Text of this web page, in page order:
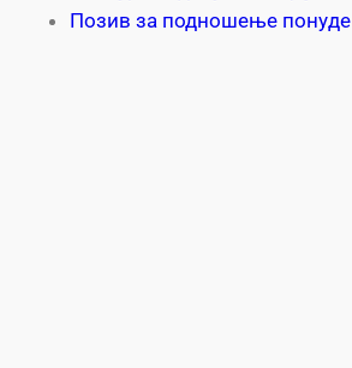
Позив за подношење понуде